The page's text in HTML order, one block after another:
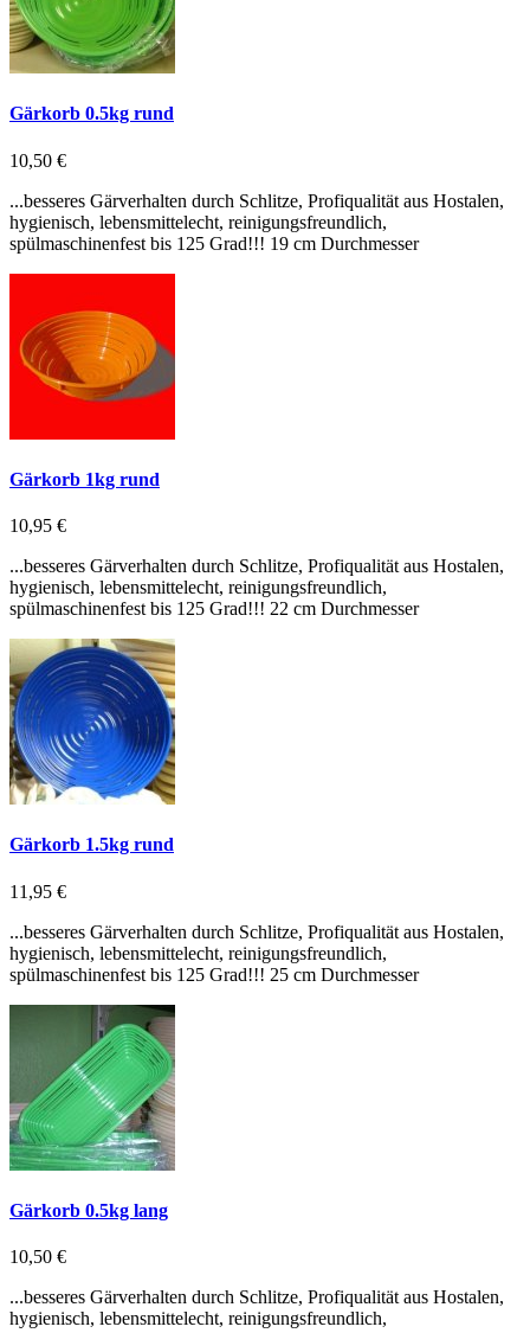
Gärkorb 0.5kg rund
10,50 €
...besseres Gärverhalten durch Schlitze, Profiqualität aus Hostalen,
hygienisch, lebensmittelecht, reinigungsfreundlich,
spülmaschinenfest bis 125 Grad!!! 19 cm Durchmesser
Gärkorb 1kg rund
10,95 €
...besseres Gärverhalten durch Schlitze, Profiqualität aus Hostalen,
hygienisch, lebensmittelecht, reinigungsfreundlich,
spülmaschinenfest bis 125 Grad!!! 22 cm Durchmesser
Gärkorb 1.5kg rund
11,95 €
...besseres Gärverhalten durch Schlitze, Profiqualität aus Hostalen,
hygienisch, lebensmittelecht, reinigungsfreundlich,
spülmaschinenfest bis 125 Grad!!! 25 cm Durchmesser
Gärkorb 0.5kg lang
10,50 €
...besseres Gärverhalten durch Schlitze, Profiqualität aus Hostalen,
hygienisch, lebensmittelecht, reinigungsfreundlich,